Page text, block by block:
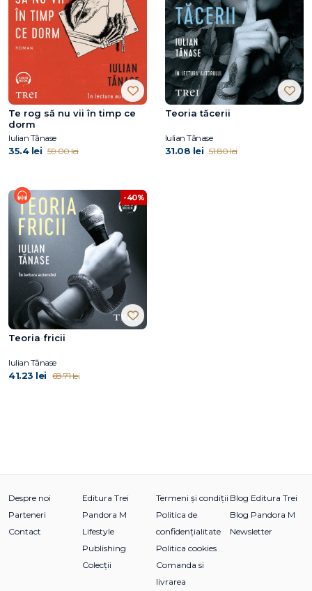
Te rog să nu vii în timp ce
dorm
Iulian Tănase
35.4 lei 59.00 lei
Teoria tăcerii
Iulian Tănase
31.08 lei 51.80 lei
-40%
Teoria fricii
Iulian Tănase
41.23 lei 68.71 lei
Despre noi
Parteneri
Contact
Editura Trei
Pandora M
Lifestyle
Publishing
Colecții
Termeni și condiții
Politica de
confidențialitate
Politica cookies
Comanda si
livrarea
Blog Editura Trei
Blog Pandora M
Newsletter